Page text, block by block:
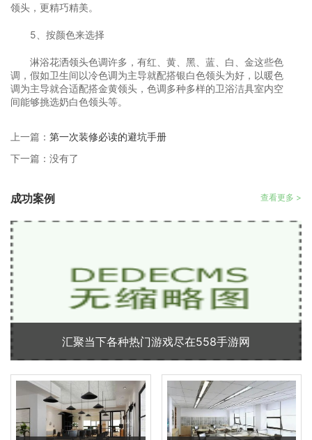
领头，更精巧精美。
5、按颜色来选择
淋浴花洒领头色调许多，有红、黄、黑、蓝、白、金这些色
调，假如卫生间以冷色调为主导就配搭银白色领头为好，以暖色
调为主导就合适配搭金黄领头，色调多种多样的卫浴洁具室内空
间能够挑选奶白色领头等。
上一篇： 第一次装修必读的避坑手册
下一篇：没有了
成功案例 查看更多 >
汇聚当下各种热门游戏尽在558手游网